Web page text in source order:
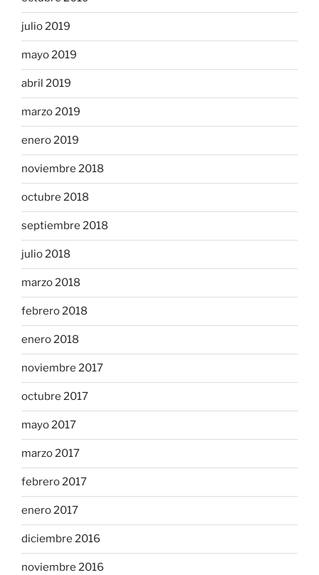
julio 2019
mayo 2019
abril 2019
marzo 2019
enero 2019
noviembre 2018
octubre 2018
septiembre 2018
julio 2018
marzo 2018
febrero 2018
enero 2018
noviembre 2017
octubre 2017
mayo 2017
marzo 2017
febrero 2017
enero 2017
diciembre 2016
noviembre 2016